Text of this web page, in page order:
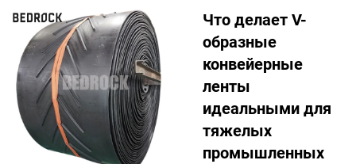
Что делает V-
образные
конвейерные
ленты
идеальными для
тяжелых
промышленных